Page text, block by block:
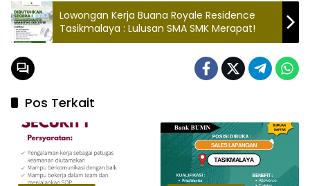
Lowongan Kerja Buana Royale Residence
Tasikmalaya : Lulusan SMA SMK Merapat!
Pos Terkait